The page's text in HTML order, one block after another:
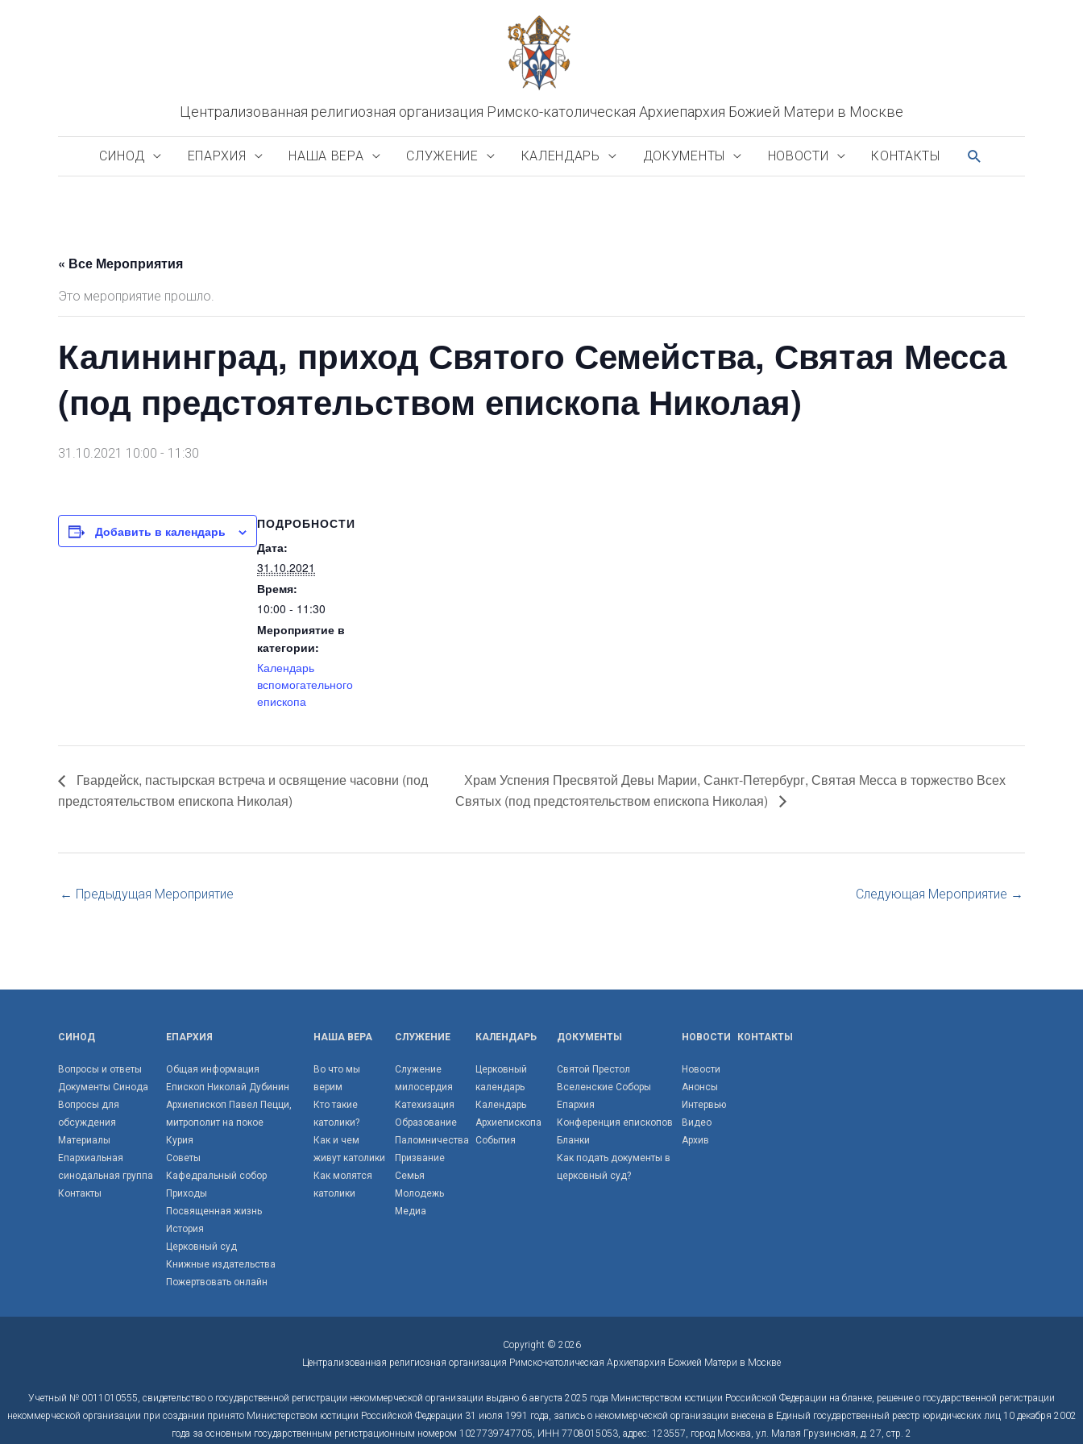
Централизованная религиозная организация Римско-католическая Архиепархия Божией Матери в Москве
СИНОД ЕПАРХИЯ НАША ВЕРА СЛУЖЕНИЕ КАЛЕНДАРЬ ДОКУМЕНТЫ НОВОСТИ КОНТАКТЫ ПОИСК
« Все Мероприятия
Это мероприятие прошло.
Калининград, приход Святого Семейства, Святая Месса
(под предстоятельством епископа Николая)
31.10.2021 10:00 - 11:30
Добавить в календарь
ПОДРОБНОСТИ
Дата:
31.10.2021
Время:
10:00 - 11:30
Мероприятие в
категории:
Календарь
вспомогательного
епископа
Гвардейск, пастырская встреча и освящение часовни (под
предстоятельством епископа Николая)
Храм Успения Пресвятой Девы Марии, Санкт-Петербург, Святая Месса в торжество Всех
Святых (под предстоятельством епископа Николая)
← Предыдущая Мероприятие Следующая Мероприятие →
СИНОД
Вопросы и ответы
Документы Синода
Вопросы для
обсуждения
Материалы
Епархиальная
синодальная группа
Контакты
ЕПАРХИЯ
Общая информация
Епископ Николай Дубинин
Архиепископ Павел Пецци,
митрополит на покое
Курия
Советы
Кафедральный собор
Приходы
Посвященная жизнь
История
Церковный суд
Книжные издательства
Пожертвовать онлайн
НАША ВЕРА
Во что мы
верим
Кто такие
католики?
Как и чем
живут католики
Как молятся
католики
СЛУЖЕНИЕ
Служение
милосердия
Катехизация
Образование
Паломничества
Призвание
Семья
Молодежь
Медиа
КАЛЕНДАРЬ
Церковный
календарь
Календарь
Архиепископа
События
ДОКУМЕНТЫ
Святой Престол
Вселенские Соборы
Епархия
Конференция епископов
Бланки
Как подать документы в
церковный суд?
НОВОСТИ
Новости
Анонсы
Интервью
Видео
Архив
КОНТАКТЫ
Copyright © 2026
Централизованная религиозная организация Римско-католическая Архиепархия Божией Матери в Москве
Учетный № 0011010555, свидетельство о государственной регистрации некоммерческой организации выдано 6 августа 2025 года Министерством юстиции Российской Федерации на бланке, решение о государственной регистрации
некоммерческой организации при создании принято Министерством юстиции Российской Федерации 31 июля 1991 года, запись о некоммерческой организации внесена в Единый государственный реестр юридических лиц 10 декабря 2002
года за основным государственным регистрационным номером 1027739747705, ИНН 7708015053, адрес: 123557, город Москва, ул. Малая Грузинская, д. 27, стр. 2